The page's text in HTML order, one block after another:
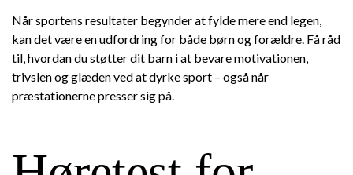
Når sportens resultater begynder at fylde mere end legen,
kan det være en udfordring for både børn og forældre. Få råd
til, hvordan du støtter dit barn i at bevare motivationen,
trivslen og glæden ved at dyrke sport – også når
præstationerne presser sig på.